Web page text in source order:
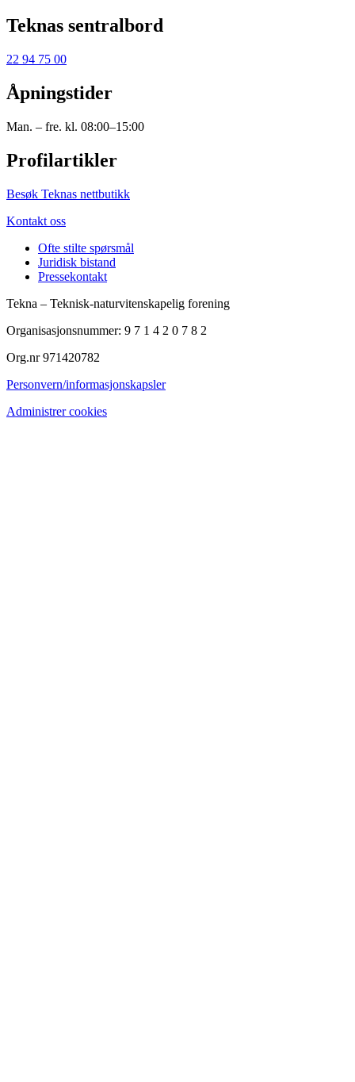
Teknas sentralbord
22 94 75 00
Åpningstider
Man. – fre. kl. 08:00–15:00
Profilartikler
Besøk Teknas nettbutikk
Kontakt oss
Ofte stilte spørsmål
Juridisk bistand
Pressekontakt
Tekna – Teknisk-naturvitenskapelig forening
Organisasjonsnummer: 9 7 1 4 2 0 7 8 2
Org.nr 971420782
Personvern/informasjonskapsler
Administrer cookies